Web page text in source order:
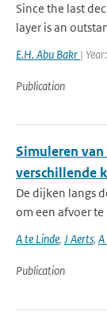
Since the last
layer is an
E.H. Abu Bakr |
Publication
Simuleren
verschillende
De dijken langs
om een afvoer
A te Linde, J Aerts,
Publication